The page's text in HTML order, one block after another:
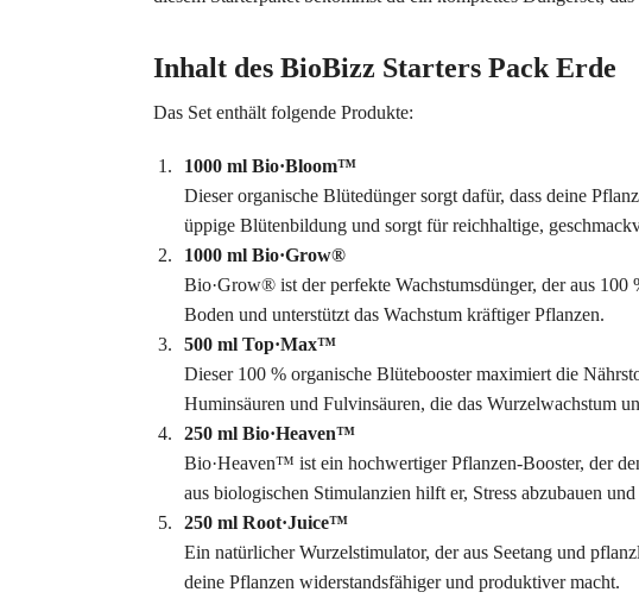
Inhalt des BioBizz Starters Pack Erde
Das Set enthält folgende Produkte:
1000 ml Bio·Bloom™
Dieser organische Blütedünger sorgt dafür, dass deine
üppige Blütenbildung und sorgt für reichhaltige,
1000 ml Bio·Grow®
Bio·Grow® ist der perfekte Wachstumsdünger, der aus
Boden und unterstützt das Wachstum kräftiger Pflanzen.
500 ml Top·Max™
Dieser 100 % organische Blütebooster maximiert die
Huminsäuren und Fulvinsäuren, die das Wurzelwachstum
250 ml Bio·Heaven™
Bio·Heaven™ ist ein hochwertiger Pflanzen-Booster, der
aus biologischen Stimulanzien hilft er, Stress abzubauen
250 ml Root·Juice™
Ein natürlicher Wurzelstimulator, der aus Seetang und
deine Pflanzen widerstandsfähiger und produktiver macht.